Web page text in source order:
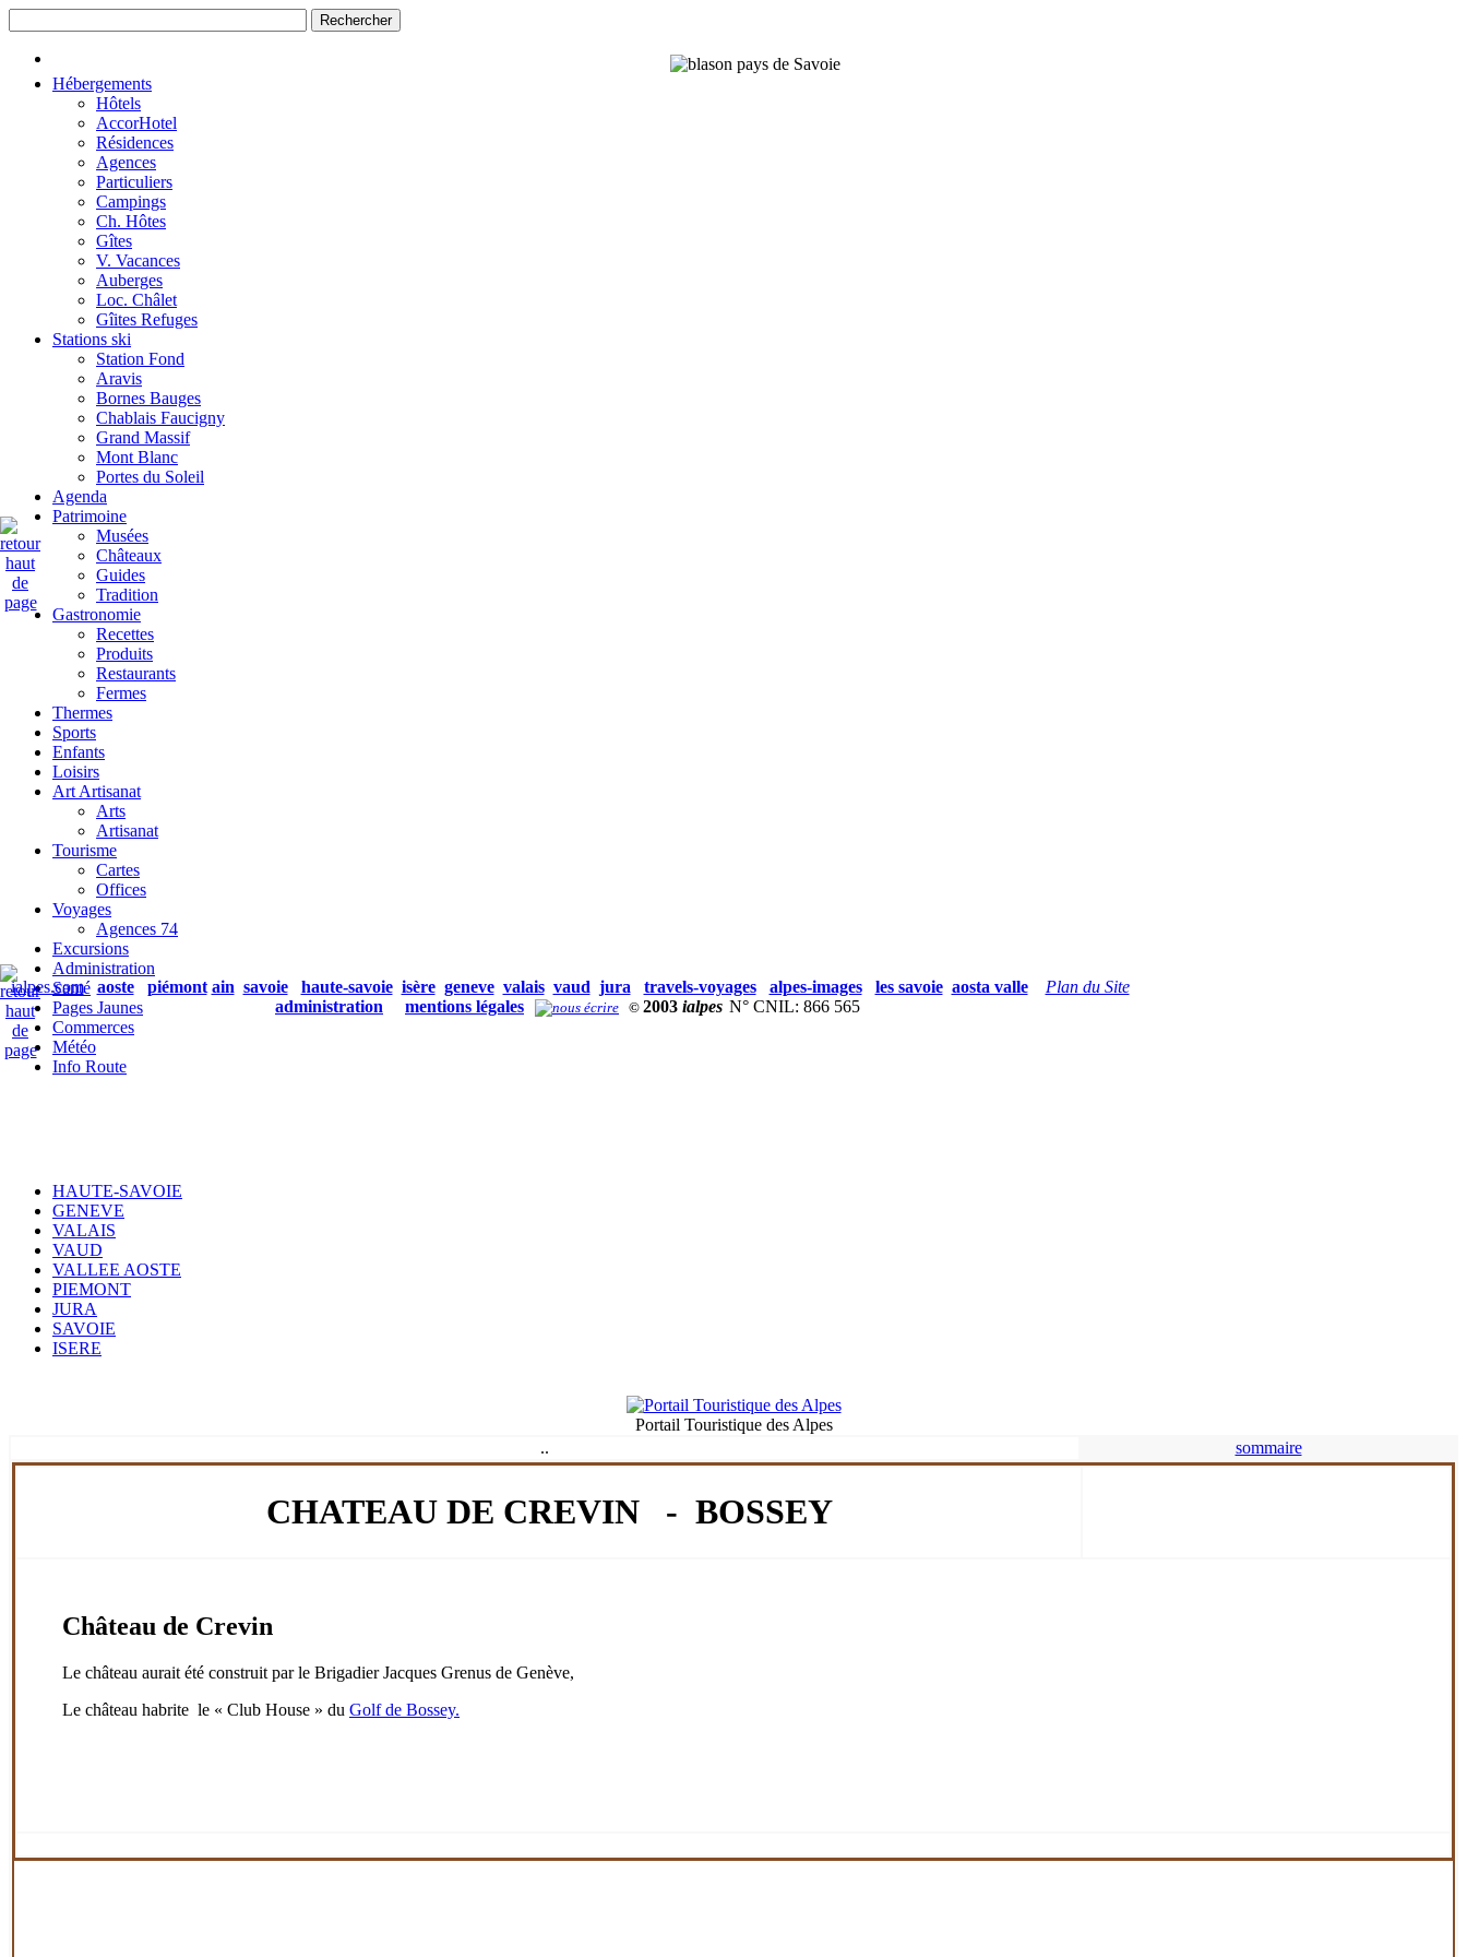
ialpes.com aoste piémont ain savoie haute-savoie isère geneve valais vaud jura travels-voyages alpes-images les savoie aosta valle
Plan du Site
administration
mentions légales © 2003 ialpes N° CNIL: 866 565
Hébergements
Hôtels
AccorHotel
Résidences
Agences
Particuliers
Campings
Ch. Hôtes
Gîtes
V. Vacances
Auberges
Loc. Châlet
Gîites Refuges
Stations ski
Station Fond
Aravis
Bornes Bauges
Chablais Faucigny
Grand Massif
Mont Blanc
Portes du Soleil
Agenda
Patrimoine
Musées
Châteaux
Guides
Tradition
Gastronomie
Recettes
Produits
Restaurants
Fermes
Thermes
Sports
Enfants
Loisirs
Art Artisanat
Arts
Artisanat
Tourisme
Cartes
Offices
Voyages
Agences 74
Excursions
Administration
Santé
Pages Jaunes
Commerces
Météo
Info Route
HAUTE-SAVOIE
GENEVE
VALAIS
VAUD
VALLEE AOSTE
PIEMONT
JURA
SAVOIE
ISERE
Portail Touristique des Alpes
.. sommaire
CHATEAU DE CREVIN - BOSSEY
Château de Crevin
Le château aurait été construit par le Brigadier Jacques Grenus de Genève,
Le château habrite le « Club House » du Golf de Bossey.